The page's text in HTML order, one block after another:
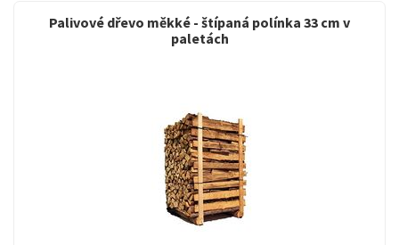
Palivové dřevo měkké - štípaná polínka 33 cm v
paletách